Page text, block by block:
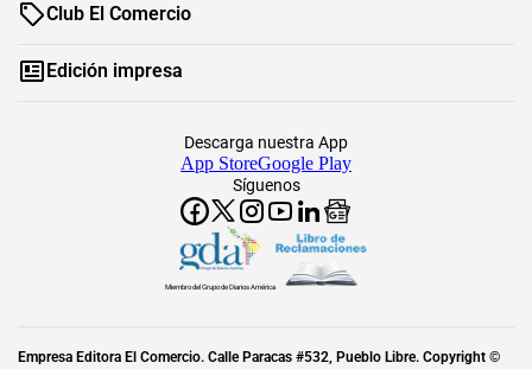
Club El Comercio
Edición impresa
Síguenos
Descarga nuestra App
App StoreGoogle Play
Miembro del Grupo de Diarios América
Empresa Editora El Comercio. Calle Paracas #532, Pueblo Libre. Copyright ©